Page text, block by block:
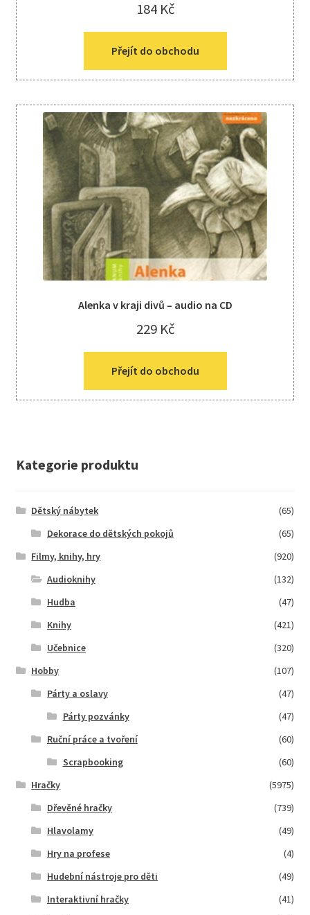
184 Kč
Přejít do obchodu
Alenka v kraji divů – audio na CD
229 Kč
Přejít do obchodu
Kategorie produktu
Dětský nábytek
(65)
Dekorace do dětských pokojů
(65)
Filmy, knihy, hry
(920)
Audioknihy
(132)
Hudba
(47)
Knihy
(421)
Učebnice
(320)
Hobby
(107)
Párty a oslavy
(47)
Párty pozvánky
(47)
Ruční práce a tvoření
(60)
Scrapbooking
(60)
Hračky
(5975)
Dřevěné hračky
(739)
Hlavolamy
(49)
Hry na profese
(4)
Hudební nástroje pro děti
(49)
Interaktivní hračky
(41)